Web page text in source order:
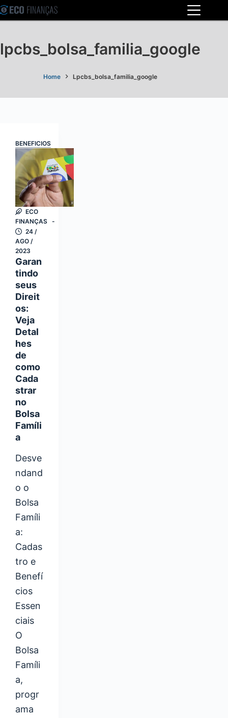
Pular
para
conteúdo
lpcbs_bolsa_familia_google
Home Lpcbs_bolsa_familia_google
BENEFICIOS
ECO
FINANÇAS
24 /
AGO /
2023
Garan
tindo
seus
Direit
os:
Veja
Detal
hes
de
como
Cada
strar
no
Bolsa
Famíli
a
Desve
ndand
o o
Bolsa
Famíli
a:
Cadas
tro e
Benefí
cios
Essen
ciais
O
Bolsa
Famíli
a,
progr
ama